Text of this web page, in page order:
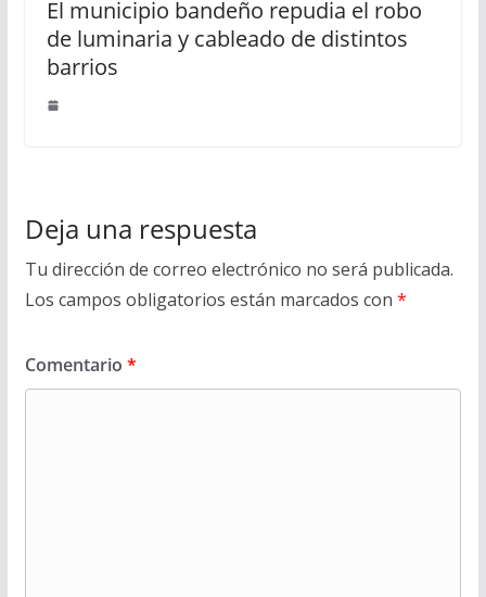
El municipio bandeño repudia el robo
de luminaria y cableado de distintos
barrios
Deja una respuesta
Tu dirección de correo electrónico no será publicada.
Los campos obligatorios están marcados con *
Comentario *